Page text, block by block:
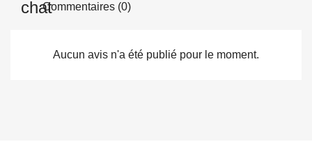
Commentaires (0)
Aucun avis n'a été publié pour le moment.